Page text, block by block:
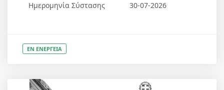
Ημερομηνία Σύστασης 30-07-2026
ΕΝ ΕΝΕΡΓΕΙΑ